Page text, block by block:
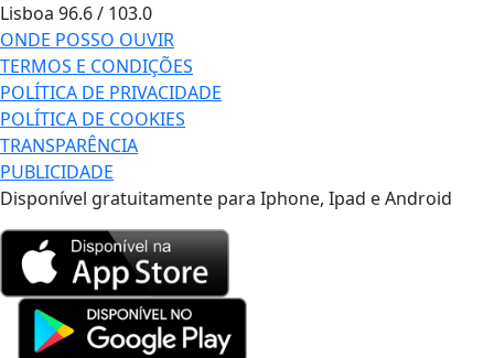
Lisboa 96.6 / 103.0
ONDE POSSO OUVIR
TERMOS E CONDIÇÕES
POLÍTICA DE PRIVACIDADE
POLÍTICA DE COOKIES
TRANSPARÊNCIA
PUBLICIDADE
Disponível gratuitamente para Iphone, Ipad e Android